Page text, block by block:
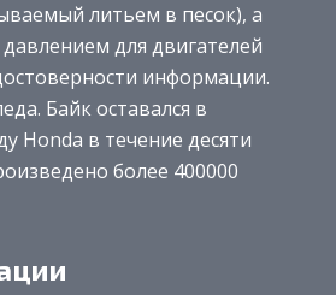
литьем в песок), а
для двигателей
информации.
Байк оставался в
Honda в течение десяти
более 400000